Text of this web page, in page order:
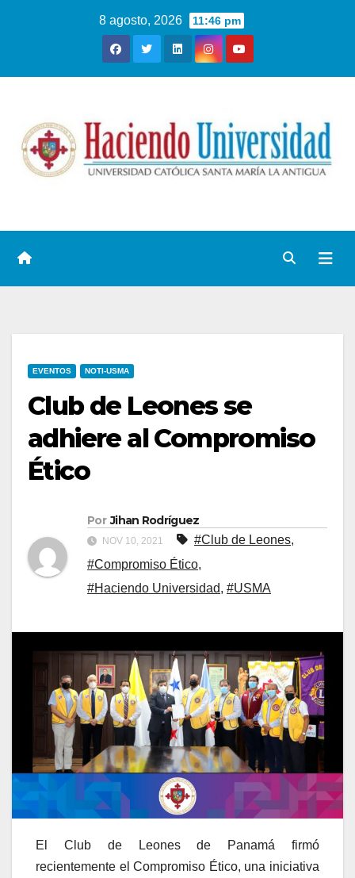
8 agosto, 2026 11:46 pm
EVENTOS NOTI-USMA
Club de Leones se
adhiere al Compromiso
Ético
Por Jihan Rodríguez
NOV 10, 2021 #Club de Leones,
#Compromiso Ético,
#Haciendo Universidad, #USMA
El Club de Leones de Panamá firmó
recientemente el Compromiso Ético, una iniciativa